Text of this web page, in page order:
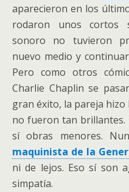
aparecieron en los
rodaron unos cortos
sonoro no tuvieron
nuevo medio y
Pero como otros
Charlie Chaplin se
gran éxito, la pareja
no fueron tan brillantes.
sí obras menores.
maquinista de la
ni de lejos. Eso sí son
simpatía.